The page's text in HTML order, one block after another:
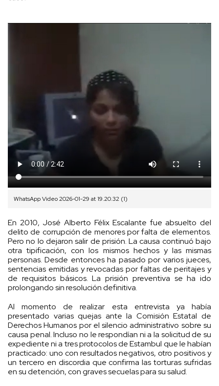
WhatsApp Video 2026-01-29 at 19.20.32 (1)
En 2010, José Alberto Félix Escalante fue absuelto del
delito de corrupción de menores por falta de elementos.
Pero no lo dejaron salir de prisión. La causa continuó bajo
otra tipificación, con los mismos hechos y las mismas
personas. Desde entonces ha pasado por varios jueces,
sentencias emitidas y revocadas por faltas de peritajes y
de requisitos básicos. La prisión preventiva se ha ido
prolongando sin resolución definitiva.
Al momento de realizar esta entrevista ya había
presentado varias quejas ante la Comisión Estatal de
Derechos Humanos por el silencio administrativo sobre su
causa penal. Incluso no le respondían ni a la solicitud de su
expediente ni a tres protocolos de Estambul que le habían
practicado: uno con resultados negativos, otro positivos y
un tercero en discordia que confirma las torturas sufridas
en su detención, con graves secuelas para su salud.